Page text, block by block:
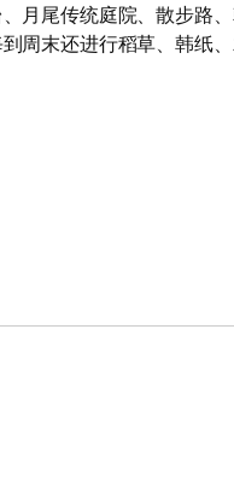
月尾传统庭院、散步路
周末还进行稻草、韩纸